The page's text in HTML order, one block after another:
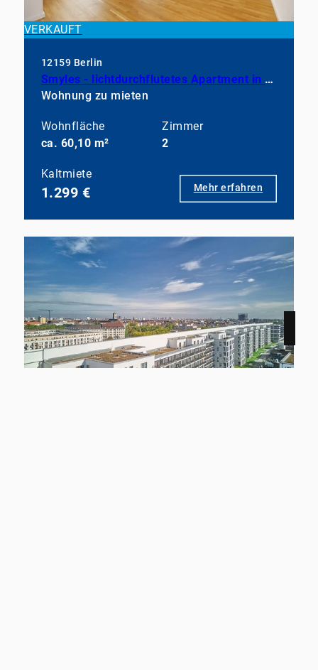
VERKAUFT
12159 Berlin
Smyles - lichtdurchflutetes Apartment in neuwertigem Zustand
Wohnung zu mieten
Wohnfläche
ca. 60,10 m²
Zimmer
2
Kaltmiete
1.299 € Mehr erfahren